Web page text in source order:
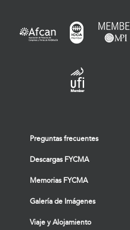
Preguntas frecuentes
Descargas FYCMA
Memorias FYCMA
Galería de Imágenes
Viaje y Alojamiento